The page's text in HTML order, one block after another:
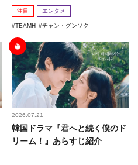
注目 エンタメ
TEAMH チャン・グンソク
2026.07.21
韓国ドラマ『君へと続く僕のド
リーム！』あらすじ紹介